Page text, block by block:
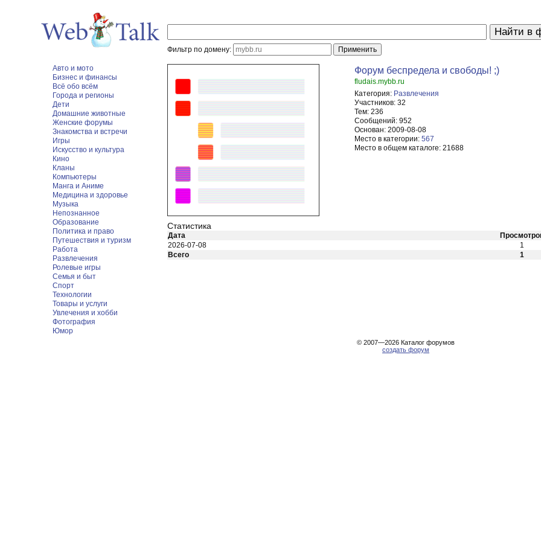
Фильтр по домену:
Авто и мото
Бизнес и финансы
Всё обо всём
Города и регионы
Дети
Домашние животные
Женские форумы
Знакомства и встречи
Игры
Искусство и культура
Кино
Кланы
Компьютеры
Манга и Аниме
Медицина и здоровье
Музыка
Непознанное
Образование
Политика и право
Путешествия и туризм
Работа
Развлечения
Ролевые игры
Семья и быт
Спорт
Технологии
Товары и услуги
Увлечения и хобби
Фотография
Юмор
Форум беспредела и свободы! ;)
fludais.mybb.ru
Категория: Развлечения
Участников: 32
Тем: 236
Сообщений: 952
Основан: 2009-08-08
Место в категории: 567
Место в общем каталоге: 21688
Статистика
Дата
2026-07-08
1
Всего
1
© 2007—2026 Каталог форумов
создать форум